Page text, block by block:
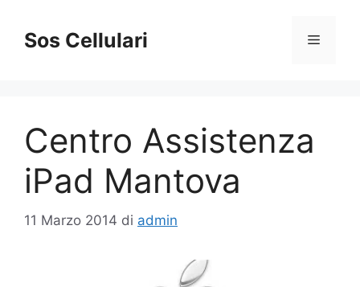
contenuto
Sos Cellulari Menu
Centro Assistenza
iPad Mantova
11 Marzo 2014 di admin